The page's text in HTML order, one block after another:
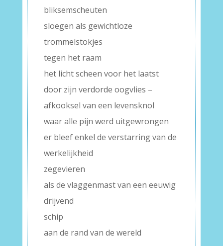
bliksemscheuten
sloegen als gewichtloze
trommelstokjes
tegen het raam
het licht scheen voor het laatst
door zijn verdorde oogvlies –
afkooksel van een levensknol
waar alle pijn werd uitgewrongen
er bleef enkel de verstarring van de
werkelijkheid
zegevieren
als de vlaggenmast van een eeuwig
drijvend
schip
aan de rand van de wereld